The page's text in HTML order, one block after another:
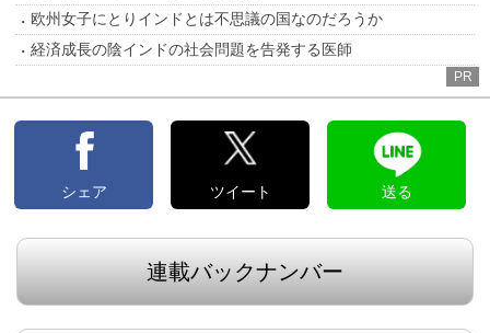
欧州女子にとりインドとは不思議の国なのだろうか
経済成長の陰インドの社会問題を告発する医師
PR
シェア ツイート 送る
連載バックナンバー